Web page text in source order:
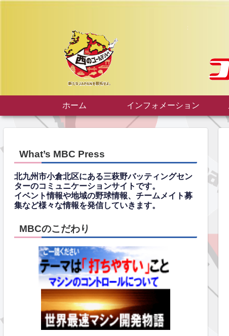
ホーム インフォメーション
What’s MBC Press
北九州市小倉北区にある三萩野バッティングセン
ターのコミュニケーションサイトです。
イベント情報や地域の野球情報、チームメイト募
集など様々な情報を発信していきます。
MBCのこだわり